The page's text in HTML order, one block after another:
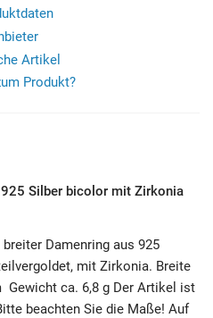
Artikel
Produkt?
Silber bicolor mit Zirkonia
Damenring aus 925
mit Zirkonia. Breite
Gewicht ca. 6,8 g Der Artikel ist
beachten Sie die Maße! Auf